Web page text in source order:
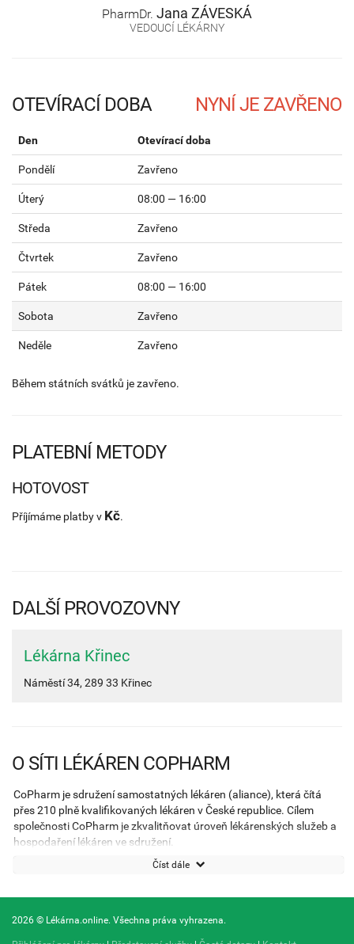
PharmDr. Jana ZÁVESKÁ
VEDOUCÍ LÉKÁRNY
OTEVÍRACÍ DOBA
Den Otevírací doba
Pondělí Zavřeno
Úterý 08:00 — 16:00
Středa Zavřeno
Čtvrtek Zavřeno
Pátek 08:00 — 16:00
Sobota Zavřeno
Neděle Zavřeno
Během státních svátků je zavřeno.
PLATEBNÍ METODY
HOTOVOST
Příjímáme platby v Kč.
DALŠÍ PROVOZOVNY
Lékárna Křinec
Náměstí 34, 289 33 Křinec
O SÍTI LÉKÁREN COPHARM
CoPharm je sdružení samostatných lékáren (aliance), která čítá
přes 210 plně kvalifikovaných lékáren v České republice. Cílem
společnosti CoPharm je zkvalitňovat úroveň lékárenských služeb a
hospodaření lékáren ve sdružení.
Číst dále
2026 © Lékárna.online. Všechna práva vyhrazena.